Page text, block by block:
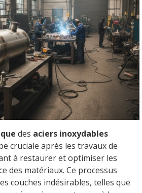
des aciers inoxydables
cruciale après les travaux de
à restaurer et optimiser les
des matériaux. Ce processus
couches indésirables, telles que